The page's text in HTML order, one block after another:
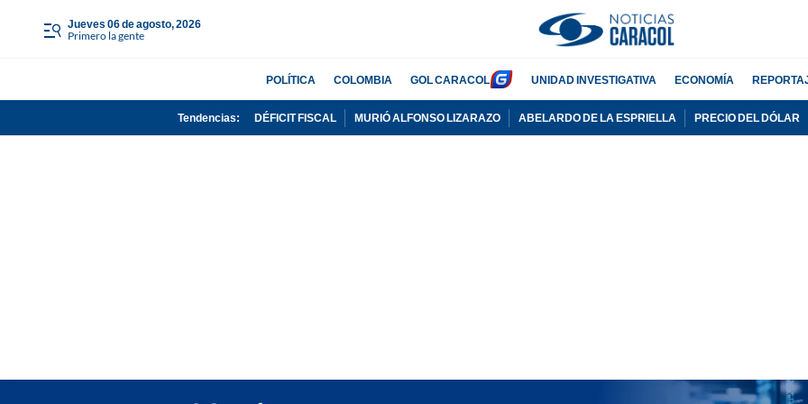
jueves 06 de agosto, 2026
Primero la gente
POLÍTICA COLOMBIA GOL CARACOL UNIDAD INVESTIGATIVA ECONOMÍA
Tendencias: DÉFICIT FISCAL MURIÓ ALFONSO LIZARAZO ABELARDO DE LA ESPRIELLA PRECIO DEL DÓLAR